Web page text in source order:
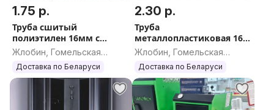
1.75 р.
Труба сшитый
полиэтилен 16мм с
кислородным слоем
Жлобин, Гомельская
область
Доставка по Беларуси
2.30 р.
Труба
металлопластиковая 16
мм PEX-c/AL/PEX
Жлобин, Гомельская
область
Доставка по Беларуси